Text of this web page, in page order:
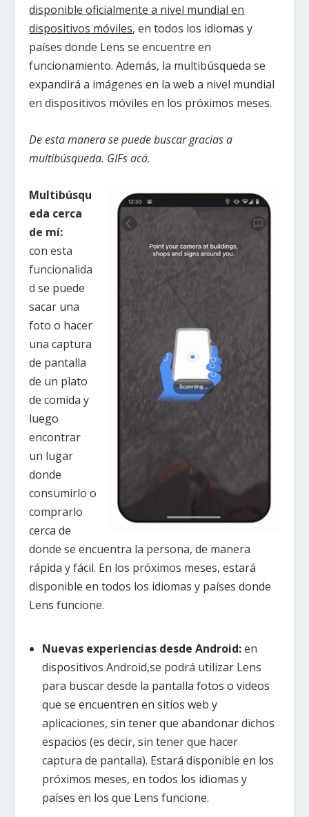
disponible oficialmente a nivel mundial en
dispositivos móviles, en todos los idiomas y
países donde Lens se encuentre en
funcionamiento. Además, la multibúsqueda se
expandirá a imágenes en la web a nivel mundial
en dispositivos móviles en los próximos meses.
De esta manera se puede buscar gracias a
multibúsqueda. GIFsacá.
Multibúsqu
eda cerca
de mí:
conesta
funcionalida
d se puede
sacar una
foto o hacer
una captura
de pantalla
de un plato
de comida y
luego
encontrar
un lugar
donde
consumirlo o
comprarlo
cerca de
donde se encuentra la persona, de manera
rápida y fácil. En los próximos meses, estará
disponible en todos los idiomas y países donde
Lens funcione.
Nuevas experiencias desde Android:en
dispositivos Android,se podrá utilizar Lens
para buscar desde la pantalla fotos o videos
que se encuentren en sitios web y
aplicaciones, sin tener que abandonar dichos
espacios (es decir, sin tener que hacer
captura de pantalla). Estará disponible en los
próximos meses, en todos los idiomas y
países en los que Lens funcione.